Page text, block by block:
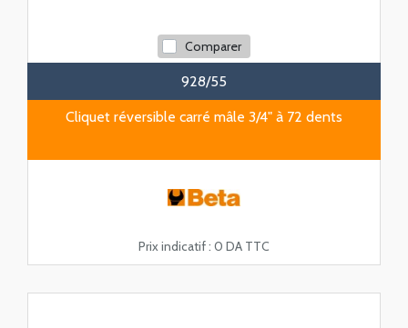
Comparer
928/55
Cliquet réversible carré mâle 3/4" à 72 dents
Prix indicatif : 0 DA TTC